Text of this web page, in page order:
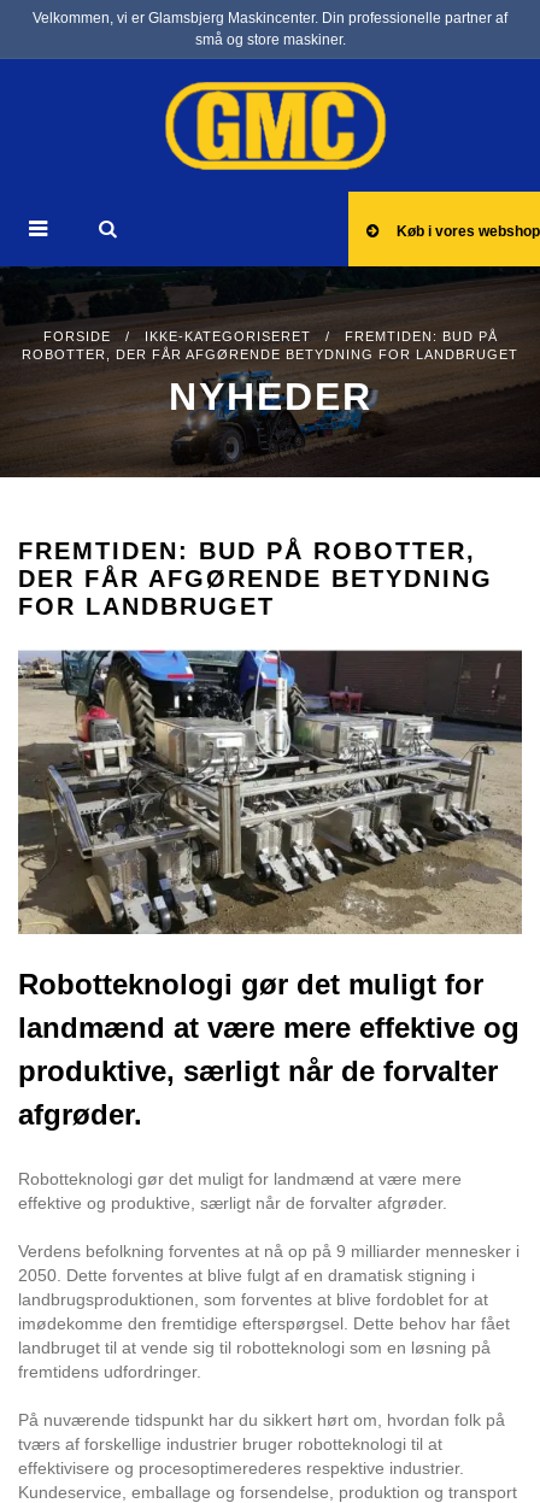
Velkommen, vi er Glamsbjerg Maskincenter. Din professionelle partner af
små og store maskiner.
Køb i vores webshop
FORSIDE / IKKE-KATEGORISERET / FREMTIDEN: BUD PÅ
ROBOTTER, DER FÅR AFGØRENDE BETYDNING FOR LANDBRUGET
NYHEDER
FREMTIDEN: BUD PÅ ROBOTTER,
DER FÅR AFGØRENDE BETYDNING
FOR LANDBRUGET
Robotteknologi gør det muligt for
landmænd at være mere effektive og
produktive, særligt når de forvalter
afgrøder.
Robotteknologi gør det muligt for landmænd at være mere
effektive og produktive, særligt når de forvalter afgrøder.
Verdens befolkning forventes at nå op på 9 milliarder mennesker i
2050. Dette forventes at blive fulgt af en dramatisk stigning i
landbrugsproduktionen, som forventes at blive fordoblet for at
imødekomme den fremtidige efterspørgsel. Dette behov har fået
landbruget til at vende sig til robotteknologi som en løsning på
fremtidens udfordringer.
På nuværende tidspunkt har du sikkert hørt om, hvordan folk på
tværs af forskellige industrier bruger robotteknologi til at
effektivisere og procesoptimerederes respektive industrier.
Kundeservice, emballage og forsendelse, produktion og transport